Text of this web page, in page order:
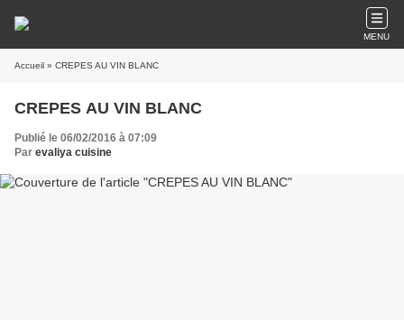
MENU
Accueil » CREPES AU VIN BLANC
CREPES AU VIN BLANC
Publié le 06/02/2016 à 07:09
Par evaliya cuisine